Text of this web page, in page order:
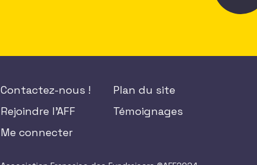
Contactez-nous !
Rejoindre l'AFF
Me connecter
Plan du site
Témoignages